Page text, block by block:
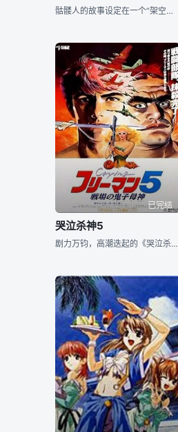
骷髅人的故事设定在一个“架空的时代”的“架空的日本”中，故事舞台则是一个在被称为“影之都”的巨大企业支配下的闭锁都市舞台。因远古秘宝骷髅头盔而拥有超能力的“反英雄”未知主角在这个架空的舞台上，在正义与邪恶、光明与黑暗、人类与非人类的瓜葛之间穿梭。作为黑暗英雄，一切的怜悯与同情都是多余的。骷髅人并非是善良的正义英雄，在向他露出獠牙之前请考虑清楚。 骷髅人到底是谁？这是本作品的一个特色，不到最后时刻是不会揭示骷髅人的真面目的。可能是主角？可能是貌似善良无能的神父？可能是大伴集团的骨干分子？可能是有名无实的警方
已完结
哭泣杀神5
剧力万钧，高潮迭起的《哭泣杀神》，自推出后，备受漫迷瞩目，现在剧情的发展又将进入全新的局面。眼红百八龙势力的觊觎者、立誓杀自由人雪耻的复仇者，纷纷展开暗杀行动，此扑彼起的波潮，接连袭卷而至！自由人